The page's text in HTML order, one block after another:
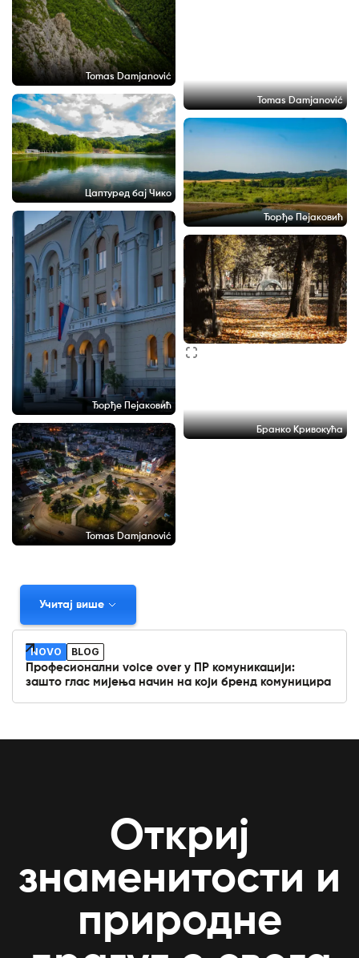
Tomas Damjanović
Tomas Damjanović
Цаптуред бај Чико
Ђорђе Пејаковић
Ђорђе Пејаковић
Бранко Кривокућа
Tomas Damjanović
Учитај више
NOVO
BLOG
Професионални voice over у ПР комуникацији:
зашто глас мијења начин на који бренд комуницира
Откриј
знаменитости и
природне